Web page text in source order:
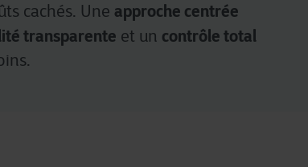
cachés. Une approche centrée
transparente et un contrôle total